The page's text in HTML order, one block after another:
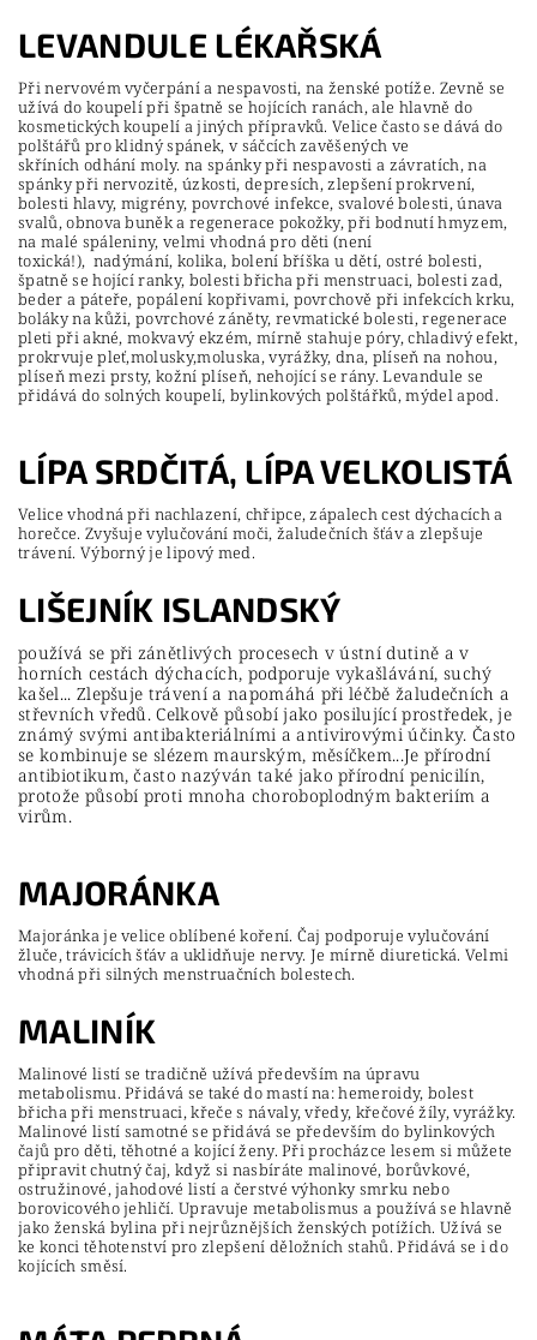
LEVANDULE LÉKAŘSKÁ
Při nervovém vyčerpání a nespavosti, na ženské potíže. Zevně se
užívá do koupelí při špatně se hojících ranách, ale hlavně do
kosmetických koupelí a jiných přípravků. Velice často se dává do
polštářů pro klidný spánek, v sáčcích zavěšených ve
skříních odhání moly. na spánky při nespavosti a závratích, na
spánky při nervozitě, úzkosti, depresích, zlepšení prokrvení,
bolesti hlavy, migrény, povrchové infekce, svalové bolesti, únava
svalů, obnova buněk a regenerace pokožky, při bodnutí hmyzem,
na malé spáleniny, velmi vhodná pro děti (není
toxická!), nadýmání, kolika, bolení bříška u dětí, ostré bolesti,
špatně se hojící ranky, bolesti břicha při menstruaci, bolesti zad,
beder a páteře, popálení kopřivami, povrchově při infekcích krku,
boláky na kůži, povrchové záněty, revmatické bolesti, regenerace
pleti při akné, mokvavý ekzém, mírně stahuje póry, chladivý efekt,
prokrvuje pleť,molusky,moluska, vyrážky, dna, plíseň na nohou,
plíseň mezi prsty, kožní plíseň, nehojící se rány. Levandule se
přidává do solných koupelí, bylinkových polštářků, mýdel apod.
LÍPA SRDČITÁ, LÍPA VELKOLISTÁ
Velice vhodná při nachlazení, chřipce, zápalech cest dýchacích a
horečce. Zvyšuje vylučování moči, žaludečních šťáv a zlepšuje
trávení. Výborný je lipový med.
LIŠEJNÍK ISLANDSKÝ
používá se při zánětlivých procesech v ústní dutině a v
horních cestách dýchacích, podporuje vykašlávání, suchý
kašel... Zlepšuje trávení a napomáhá při léčbě žaludečních a
střevních vředů. Celkově působí jako posilující prostředek, je
známý svými antibakteriálními a antivirovými účinky. Často
se kombinuje se slézem maurským, měsíčkem...Je přírodní
antibiotikum, často nazýván také jako přírodní penicilín,
protože působí proti mnoha choroboplodným bakteriím a
virům.
MAJORÁNKA
Majoránka je velice oblíbené koření. Čaj podporuje vylučování
žluče, trávicích šťáv a uklidňuje nervy. Je mírně diuretická. Velmi
vhodná při silných menstruačních bolestech.
MALINÍK
Malinové listí se tradičně užívá především na úpravu
metabolismu. Přidává se také do mastí na: hemeroidy, bolest
břicha při menstruaci, křeče s návaly, vředy, křečové žíly, vyrážky.
Malinové listí samotné se přidává se především do bylinkových
čajů pro děti, těhotné a kojící ženy. Při procházce lesem si můžete
připravit chutný čaj, když si nasbíráte malinové, borůvkové,
ostružinové, jahodové listí a čerstvé výhonky smrku nebo
borovicového jehličí. Upravuje metabolismus a používá se hlavně
jako ženská bylina při nejrůznějších ženských potížích. Užívá se
ke konci těhotenství pro zlepšení děložních stahů. Přidává se i do
kojících směsí.